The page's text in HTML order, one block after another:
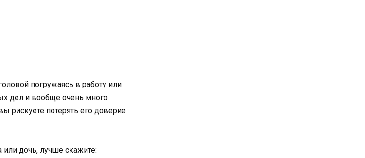
погружаясь в работу или
дел и вообще очень много
рискуете потерять его доверие
или дочь, лучше скажите: